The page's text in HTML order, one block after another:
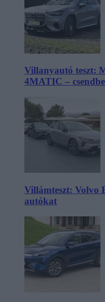
Villanyautó teszt:
4MATIC –
Villámteszt: Volvo
autókat